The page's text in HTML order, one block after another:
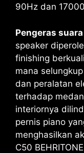
90Hz dan
Pengeras suara
speaker
finishing
mana
dan peralatan
terhadap
interiornya
pernis piano
menghasilkan
C50 BEHRITONE